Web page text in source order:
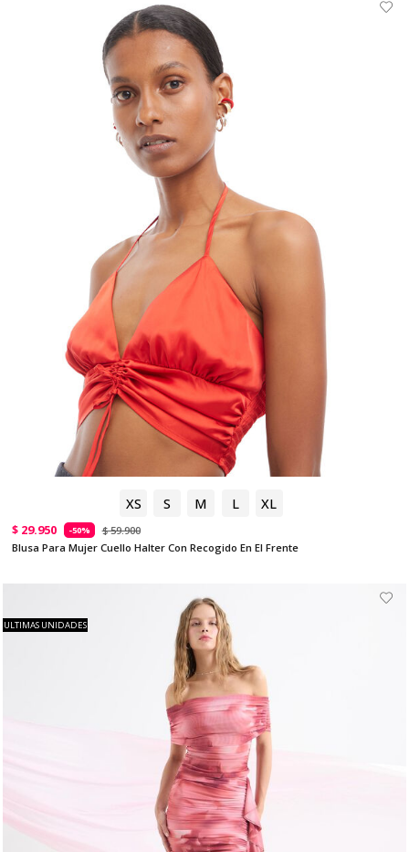
XS S M L XL
$ 29.950 -50%
$ 59.900
Blusa Para Mujer Cuello Halter Con Recogido En El Frente
ULTIMAS UNIDADES